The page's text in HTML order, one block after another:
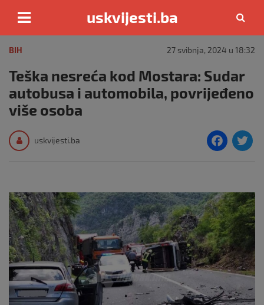
content
uskvijesti.ba
BIH 27 svibnja, 2024 u 18:32
Teška nesreća kod Mostara: Sudar
autobusa i automobila, povrijeđeno
više osoba
uskvijesti.ba
F
e
b
o
o
k